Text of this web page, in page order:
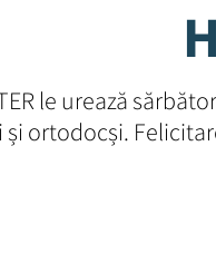
le urează
ortodocși.